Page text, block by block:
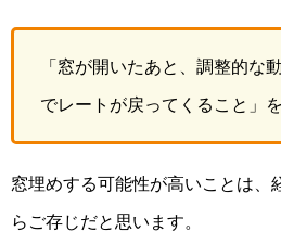
「窓が開いたあと、調整的な
でレートが戻ってくること」
窓埋めする可能性が高いことは、
らご存じだと思います。